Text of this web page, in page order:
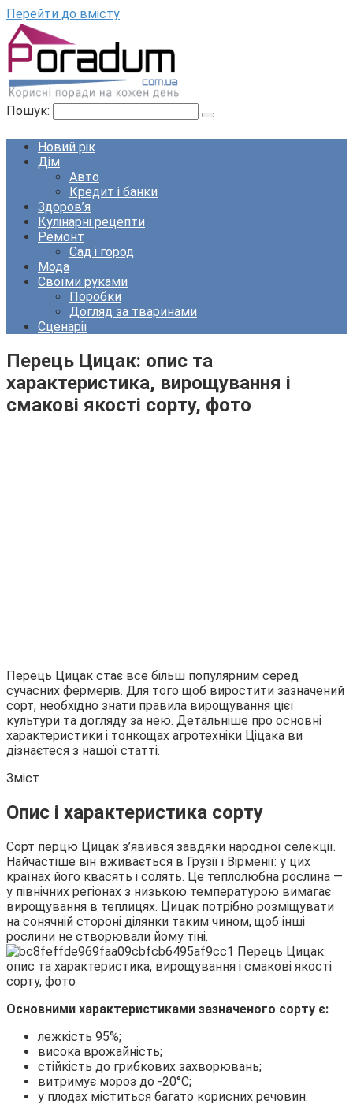
Перейти до вмісту
Пошук:
Новий рік
Дім
Авто
Кредит і банки
Здоров’я
Кулінарні рецепти
Ремонт
Сад і город
Мода
Своїми руками
Поробки
Догляд за тваринами
Сценарії
Перець Цицак: опис та
характеристика, вирощування і
смакові якості сорту, фото
Перець Цицак стає все більш популярним серед
сучасних фермерів. Для того щоб виростити зазначений
сорт, необхідно знати правила вирощування цієї
культури та догляду за нею. Детальніше про основні
характеристики і тонкощах агротехніки Ціцака ви
дізнаєтеся з нашої статті.
Зміст
Опис і характеристика сорту
Сорт перцю Цицак з’явився завдяки народної селекції.
Найчастіше він вживається в Грузії і Вірменії: у цих
країнах його квасять і солять. Це теплолюбна рослина —
у північних регіонах з низькою температурою вимагає
вирощування в теплицях. Цицак потрібно розміщувати
на сонячній стороні ділянки таким чином, щоб інші
рослини не створювали йому тіні.
Основними характеристиками зазначеного сорту є:
лежкість 95%;
висока врожайність;
стійкість до грибкових захворювань;
витримує мороз до -20°С;
у плодах міститься багато корисних речовин.